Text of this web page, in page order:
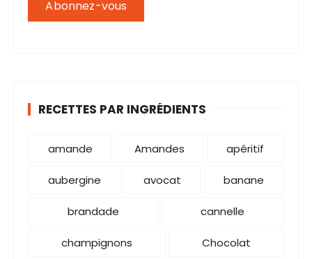
RECETTES PAR INGRÉDIENTS
amande Amandes apéritif
aubergine avocat banane
brandade cannelle
champignons Chocolat